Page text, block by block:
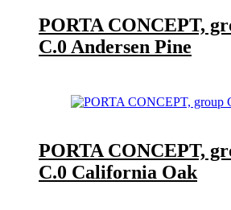
PORTA CONCEPT,
C.0 Andersen Pine
PORTA CONCEPT,
C.0 California Oak